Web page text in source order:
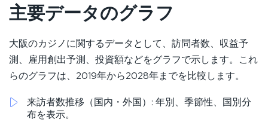
主要データのグラフ
大阪のカジノに関するデータとして、訪問者数、収益予
測、雇用創出予測、投資額などをグラフで示します。これ
らのグラフは、2019年から2028年までを比較します。
来訪者数推移（国内・外国）: 年別、季節性、国別分
布を表示。